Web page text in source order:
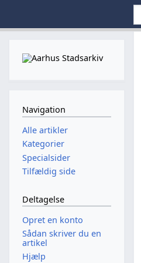
Navigation
Alle artikler
Kategorier
Specialsider
Tilfældig side
Deltagelse
Opret en konto
Sådan skriver du en
artikel
Hjælp